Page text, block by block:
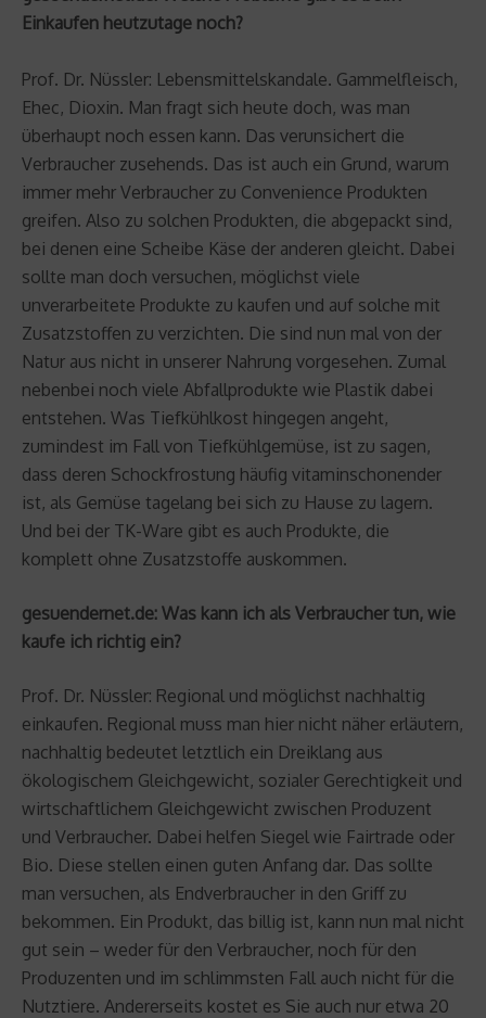
Einkaufen heutzutage noch?
Prof. Dr. Nüssler: Lebensmittelskandale. Gammelfleisch,
Ehec, Dioxin. Man fragt sich heute doch, was man
überhaupt noch essen kann. Das verunsichert die
Verbraucher zusehends. Das ist auch ein Grund, warum
immer mehr Verbraucher zu Convenience Produkten
greifen. Also zu solchen Produkten, die abgepackt sind,
bei denen eine Scheibe Käse der anderen gleicht. Dabei
sollte man doch versuchen, möglichst viele
unverarbeitete Produkte zu kaufen und auf solche mit
Zusatzstoffen zu verzichten. Die sind nun mal von der
Natur aus nicht in unserer Nahrung vorgesehen. Zumal
nebenbei noch viele Abfallprodukte wie Plastik dabei
entstehen. Was Tiefkühlkost hingegen angeht,
zumindest im Fall von Tiefkühlgemüse, ist zu sagen,
dass deren Schockfrostung häufig vitaminschonender
ist, als Gemüse tagelang bei sich zu Hause zu lagern.
Und bei der TK-Ware gibt es auch Produkte, die
komplett ohne Zusatzstoffe auskommen.
gesuendernet.de: Was kann ich als Verbraucher tun, wie
kaufe ich richtig ein?
Prof. Dr. Nüssler: Regional und möglichst nachhaltig
einkaufen. Regional muss man hier nicht näher erläutern,
nachhaltig bedeutet letztlich ein Dreiklang aus
ökologischem Gleichgewicht, sozialer Gerechtigkeit und
wirtschaftlichem Gleichgewicht zwischen Produzent
und Verbraucher. Dabei helfen Siegel wie Fairtrade oder
Bio. Diese stellen einen guten Anfang dar. Das sollte
man versuchen, als Endverbraucher in den Griff zu
bekommen. Ein Produkt, das billig ist, kann nun mal nicht
gut sein – weder für den Verbraucher, noch für den
Produzenten und im schlimmsten Fall auch nicht für die
Nutztiere. Andererseits kostet es Sie auch nur etwa 20